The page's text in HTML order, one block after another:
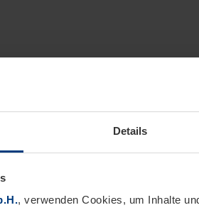
Details
, verwenden Cookies, um Inhalte